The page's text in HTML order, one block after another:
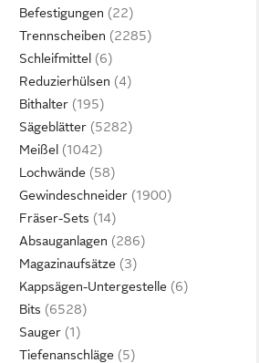
Befestigungen
Trennscheiben
Schleifmittel
Reduzierhülsen
Bithalter
Sägeblätter
Meißel
Lochwände
Gewindeschneider
Fräser-Sets
Absauganlagen
Magazinaufsätze
Kappsägen-Untergestelle
Bits
Sauger
Tiefenanschläge